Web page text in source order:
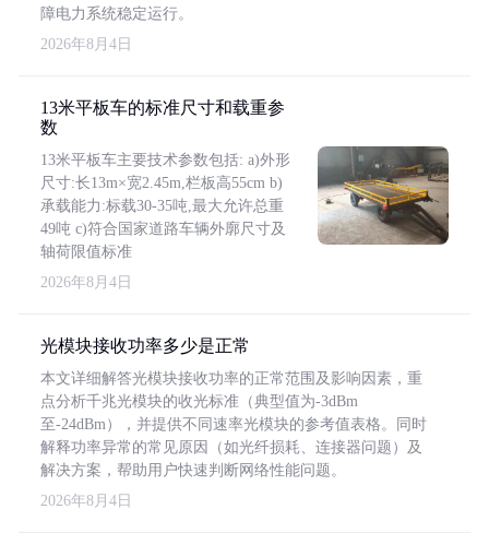
障电力系统稳定运行。
2026年8月4日
13米平板车的标准尺寸和载重参
数
13米平板车主要技术参数包括: a)外形
尺寸:长13m×宽2.45m,栏板高55cm b)
承载能力:标载30-35吨,最大允许总重
49吨 c)符合国家道路车辆外廓尺寸及
轴荷限值标准
2026年8月4日
光模块接收功率多少是正常
本文详细解答光模块接收功率的正常范围及影响因素，重
点分析千兆光模块的收光标准（典型值为-3dBm
至-24dBm），并提供不同速率光模块的参考值表格。同时
解释功率异常的常见原因（如光纤损耗、连接器问题）及
解决方案，帮助用户快速判断网络性能问题。
2026年8月4日